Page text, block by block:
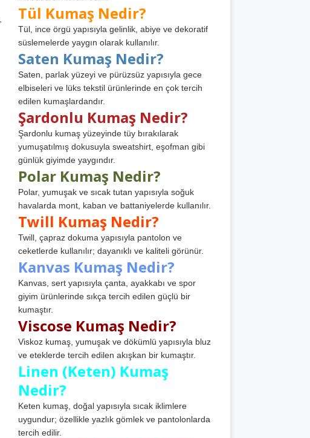
Tül Kumaş Nedir?
Tül, ince örgü yapısıyla gelinlik, abiye ve dekoratif
süslemelerde yaygın olarak kullanılır.
Saten Kumaş Nedir?
Saten, parlak yüzeyi ve pürüzsüz yapısıyla gece
elbiseleri ve lüks tekstil ürünlerinde en çok tercih
edilen kumaşlardandır.
Şardonlu Kumaş Nedir?
Şardonlu kumaş yüzeyinde tüy bırakılarak
yumuşatılmış dokusuyla sweatshirt, eşofman gibi
günlük giyimde yaygındır.
Polar Kumaş Nedir?
Polar, yumuşak ve sıcak tutan yapısıyla soğuk
havalarda mont, kaban ve battaniyelerde kullanılır.
Twill Kumaş Nedir?
Twill, çapraz dokuma yapısıyla pantolon ve
ceketlerde kullanılır; dayanıklı ve kaliteli görünür.
Kanvas Kumaş Nedir?
Kanvas, sert yapısıyla çanta, ayakkabı ve spor
giyim ürünlerinde sıkça tercih edilen güçlü bir
kumaştır.
Viscose Kumaş Nedir?
Viskoz kumaş, yumuşak ve dökümlü yapısıyla bluz
ve eteklerde tercih edilen akışkan bir kumaştır.
Linen (Keten) Kumaş
Nedir?
Keten kumaş, doğal yapısıyla sıcak iklimlere
uygundur; özellikle yazlık gömlek ve pantolonlarda
tercih edilir.